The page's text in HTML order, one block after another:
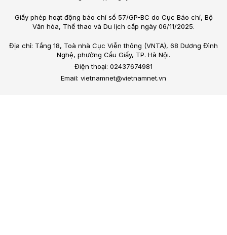
Giấy phép hoạt động báo chí số 57/GP-BC do Cục Báo chí, Bộ
Văn hóa, Thể thao và Du lịch cấp ngày 06/11/2025.
Địa chỉ: Tầng 18, Toà nhà Cục Viễn thông (VNTA), 68 Dương Đình
Nghệ, phường Cầu Giấy, TP. Hà Nội.
Điện thoại: 02437674981
Email: vietnamnet@vietnamnet.vn